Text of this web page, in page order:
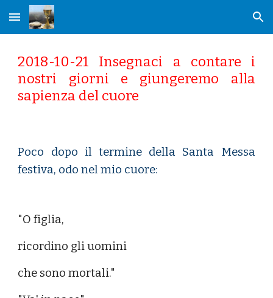
Skip to main content Skip to navigation
2018-10-21 Insegnaci a contare i
nostri giorni e giungeremo alla
sapienza del cuore
Poco dopo il termine della Santa Messa
festiva, odo nel mio cuore:
"O figlia,
ricordino gli uomini
che sono mortali."